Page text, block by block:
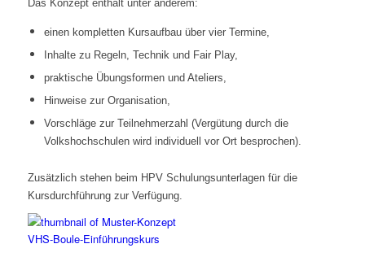
Das Konzept enthält unter anderem:
einen kompletten Kursaufbau über vier Termine,
Inhalte zu Regeln, Technik und Fair Play,
praktische Übungsformen und Ateliers,
Hinweise zur Organisation,
Vorschläge zur Teilnehmerzahl (Vergütung durch die
Volkshochschulen wird individuell vor Ort besprochen).
Zusätzlich stehen beim HPV Schulungsunterlagen für die
Kursdurchführung zur Verfügung.